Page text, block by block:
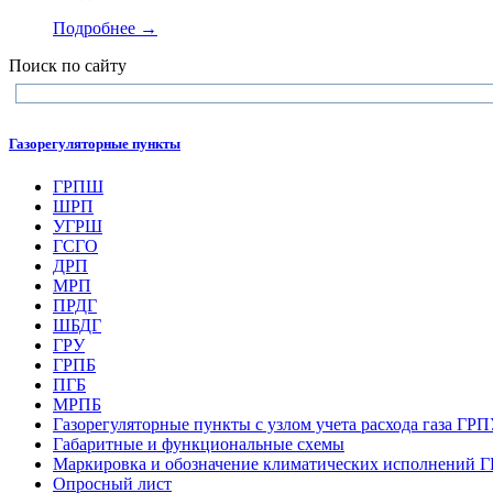
Подробнее →
Поиск по сайту
Газорегуляторные пункты
ГРПШ
ШРП
УГРШ
ГСГО
ДРП
МРП
ПРДГ
ШБДГ
ГРУ
ГРПБ
ПГБ
МРПБ
Газорегуляторные пункты с узлом учета расхода газа
Габаритные и функциональные схемы
Маркировка и обозначение климатических
Опросный лист